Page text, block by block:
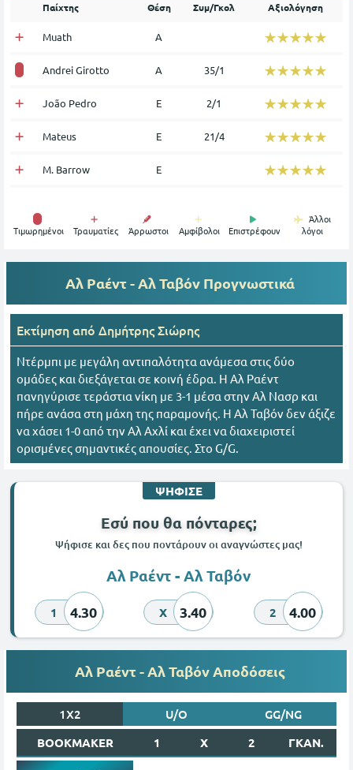
Παίχτης Θέση Συμ/Γκολ Αξιολόγηση
Muath Α ☆☆☆☆☆
★★★★★
Andrei Girotto Α 35/1 ☆☆☆☆☆
★★★★★
João Pedro Ε 2/1 ☆☆☆☆☆
★★★★★
Mateus Ε 21/4 ☆☆☆☆☆
★★★★★
M. Barrow Ε ☆☆☆☆☆
★★★★★
Tιμωρημένοι Τραυματίες Άρρωστοι Αμφίβολοι Επιστρέφουν
Άλλοι
λόγοι
Αλ Ραέντ - Αλ Ταβόν Προγνωστικά
Εκτίμηση από Δημήτρης Σιώρης
Ντέρμπι με μεγάλη αντιπαλότητα ανάμεσα στις δύο
ομάδες και διεξάγεται σε κοινή έδρα. Η Αλ Ραέντ
πανηγύρισε τεράστια νίκη με 3-1 μέσα στην Αλ Νασρ και
πήρε ανάσα στη μάχη της παραμονής. Η Αλ Ταβόν δεν άξιζε
να χάσει 1-0 από την Αλ Αχλί και έχει να διαχειριστεί
ορισμένες σημαντικές απουσίες. Στο G/G.
ΨΗΦΙΣΕ
Εσύ που θα πόνταρες;
Ψήφισε και δες που ποντάρουν οι αναγνώστες μας!
Αλ Ραέντ - Αλ Ταβόν
1 4.30 X 3.40 2 4.00
Αλ Ραέντ - Αλ Ταβόν Αποδόσεις
1X2 U/O
GG/NG
BOOKMAKER
1 X 2 ΓΚΑΝ.